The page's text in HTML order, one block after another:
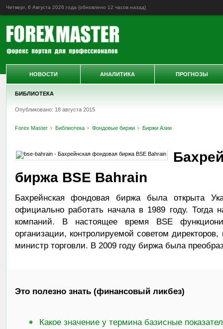
Четверг, 6 Августа 2026 года (обновлено 12 часов назад)
БИБЛИОТЕКА
Опубликовано: 18 августа 2015
Forex Master Библиотека Фондовые биржи Биржи Азии
биржа BSE Bahrain
Бахрейнская фондовая биржа была открыта
официально работать начала в 1989 году. Тогда
компаний. В настоящее время BSE
организации, контролируемой советом
министр торговли. В 2009 году биржа была
Это полезно знать (финансовый ликбез)
Какое значение у термина базисные
НОВОСТИ АНАЛИТИКА ПРОГНОЗЫ